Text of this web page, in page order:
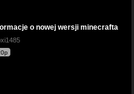
o nowej wersji minecrafta